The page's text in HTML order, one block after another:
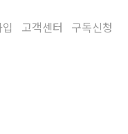
고객센터 구독신청